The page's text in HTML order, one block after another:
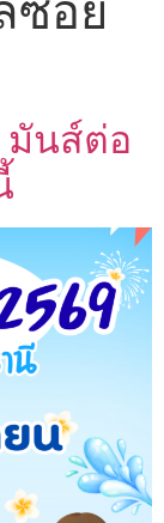
ซอย
มันส์ต่อ